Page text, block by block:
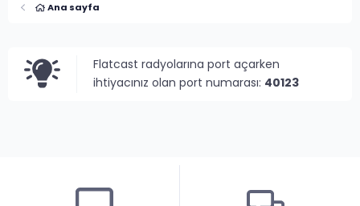
Ana sayfa
Flatcast radyolarına port açarken
ihtiyacınız olan port numarası: 40123